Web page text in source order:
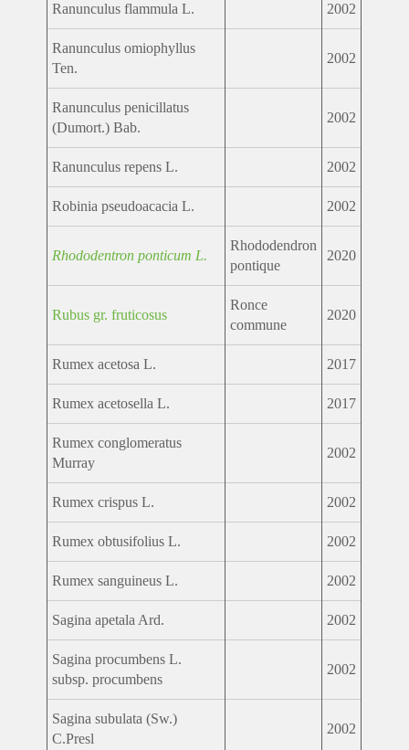
Ranunculus flammula L. 2002
Ranunculus omiophyllus
Ten.
2002
Ranunculus penicillatus
(Dumort.) Bab.
2002
Ranunculus repens L. 2002
Robinia pseudoacacia L. 2002
Rhododentron ponticum L.
Rhododendron
pontique
2020
Rubus gr. fruticosus
Ronce
commune
2020
Rumex acetosa L. 2017
Rumex acetosella L. 2017
Rumex conglomeratus
Murray
2002
Rumex crispus L. 2002
Rumex obtusifolius L. 2002
Rumex sanguineus L. 2002
Sagina apetala Ard. 2002
Sagina procumbens L.
subsp. procumbens
2002
Sagina subulata (Sw.)
C.Presl
2002